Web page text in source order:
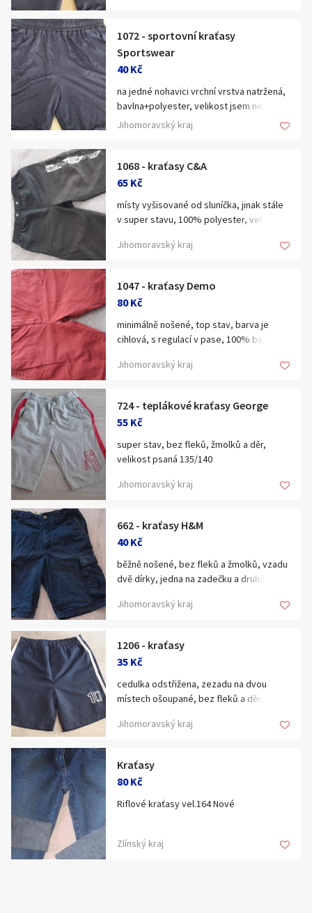
1072 - sportovní kraťasy
Sportswear
40 Kč
na jedné nohavici vrchní vrstva natržená,
bavlna+polyester, velikost jsem nenašla,
pas 2x34-46cm
Jihomoravský kraj
1068 - kraťasy C&A
65 Kč
místy vyšisované od sluníčka, jinak stále
v super stavu, 100% polyester, vel.134
Jihomoravský kraj
1047 - kraťasy Demo
80 Kč
minimálně nošené, top stav, barva je
cihlová, s regulací v pase, 100% bavlna,
Jihomoravský kraj
724 - teplákové kraťasy George
55 Kč
super stav, bez fleků, žmolků a děr,
velikost psaná 135/140
Jihomoravský kraj
662 - kraťasy H&M
40 Kč
běžně nošené, bez fleků a žmolků, vzadu
dvě dírky, jedna na zadečku a druhá na
Jihomoravský kraj
1206 - kraťasy
35 Kč
cedulka odstřižena, zezadu na dvou
místech ošoupané, bez fleků a děr, pas
Jihomoravský kraj
Kraťasy
80 Kč
Riflové kraťasy vel.164 Nové
Zlínský kraj